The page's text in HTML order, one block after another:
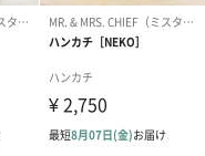
フトへの＋αにおすすめ